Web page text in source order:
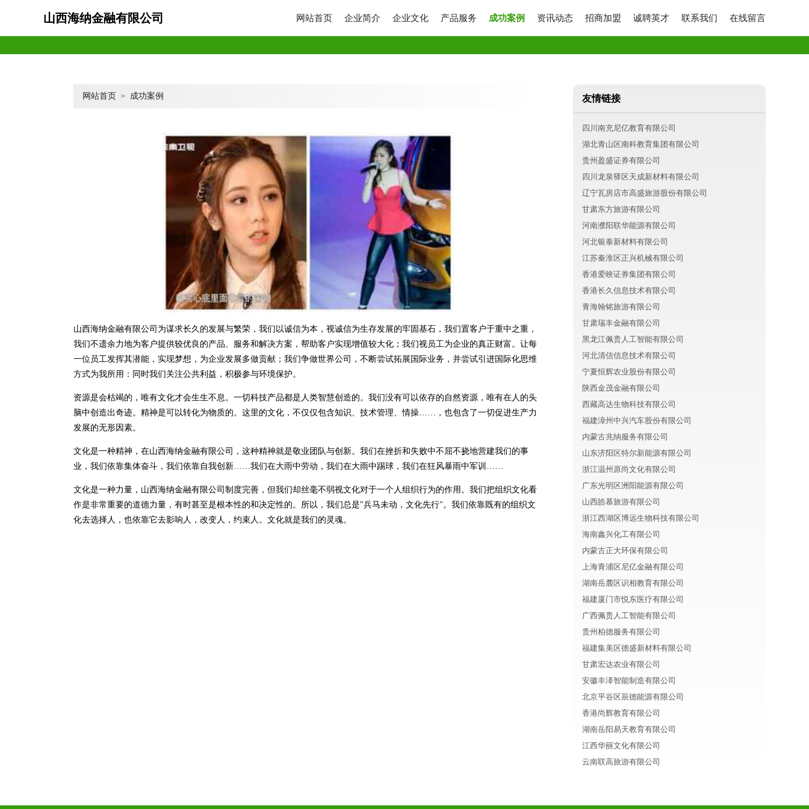
山西海纳金融有限公司 网站首页 企业简介 企业文化 产品服务 成功案例 资讯动态 招商加盟 诚聘英才 联系我们 在线留言
网站首页 > 成功案例
山西海纳金融有限公司为谋求长久的发展与繁荣，我们以诚信为本，视诚信为生存发展的牢固基石，我们置客户于重中之重，
我们不遗余力地为客户提供较优良的产品、服务和解决方案，帮助客户实现增值较大化；我们视员工为企业的真正财富。让每
一位员工发挥其潜能，实现梦想，为企业发展多做贡献；我们争做世界公司，不断尝试拓展国际业务，并尝试引进国际化思维
方式为我所用：同时我们关注公共利益，积极参与环境保护。
资源是会枯竭的，唯有文化才会生生不息。一切科技产品都是人类智慧创造的。我们没有可以依存的自然资源，唯有在人的头
脑中创造出奇迹。精神是可以转化为物质的。这里的文化，不仅仅包含知识、技术管理、情操……，也包含了一切促进生产力
发展的无形因素。
文化是一种精神，在山西海纳金融有限公司，这种精神就是敬业团队与创新。我们在挫折和失败中不屈不挠地营建我们的事
业，我们依靠集体奋斗，我们依靠自我创新……我们在大雨中劳动，我们在大雨中踢球，我们在狂风暴雨中军训……
文化是一种力量，山西海纳金融有限公司制度完善，但我们却丝毫不弱视文化对于一个人组织行为的作用。我们把组织文化看
作是非常重要的道德力量，有时甚至是根本性的和决定性的。所以，我们总是"兵马未动，文化先行"。我们依靠既有的组织文
化去选择人，也依靠它去影响人，改变人，约束人。文化就是我们的灵魂。
友情链接
四川南充尼亿教育有限公司
湖北青山区南科教育集团有限公司
贵州盈盛证券有限公司
四川龙泉驿区天成新材料有限公司
辽宁瓦房店市高盛旅游股份有限公司
甘肃东方旅游有限公司
河南濮阳联华能源有限公司
河北银泰新材料有限公司
江苏秦淮区正兴机械有限公司
香港爱映证券集团有限公司
香港长久信息技术有限公司
青海翰铭旅游有限公司
甘肃瑞丰金融有限公司
黑龙江佩贵人工智能有限公司
河北清信信息技术有限公司
宁夏恒辉农业股份有限公司
陕西金茂金融有限公司
西藏高达生物科技有限公司
福建漳州中兴汽车股份有限公司
内蒙古兆纳服务有限公司
山东济阳区特尔新能源有限公司
浙江温州原尚文化有限公司
广东光明区洲阳能源有限公司
山西皓慕旅游有限公司
浙江西湖区博远生物科技有限公司
海南鑫兴化工有限公司
内蒙古正大环保有限公司
上海青浦区尼亿金融有限公司
湖南岳麓区识相教育有限公司
福建厦门市悦东医疗有限公司
广西佩贵人工智能有限公司
贵州柏德服务有限公司
福建集美区德盛新材料有限公司
甘肃宏达农业有限公司
安徽丰泽智能制造有限公司
北京平谷区辰德能源有限公司
香港尚辉教育有限公司
湖南岳阳易天教育有限公司
江西华丽文化有限公司
云南联高旅游有限公司